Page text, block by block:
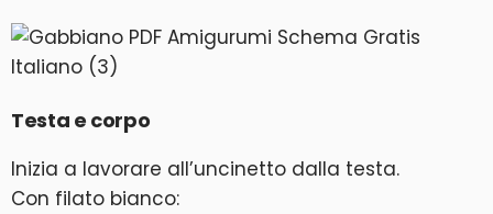
Testa e corpo
Inizia a lavorare all’uncinetto dalla testa.
Con filato bianco: